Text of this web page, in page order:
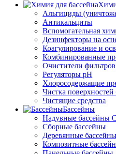
Альгициды
Антикальциты
Вспомогательная
Дезинфекторы на
Коагулирование и
Комбинированные
Очистители фильтров
Регуляторы pH
Хлоросодержащие
Чистка поверхностей
Чистящие средства
Бассейны
Надувные бассейны
Сборные бассейны
Деревянные бассейны
Композитные